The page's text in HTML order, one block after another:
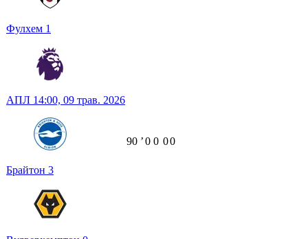
Фулхем 1
АПЛ 14:00, 09 трав. 2026
Брайтон 3
90 ʼ0 0 00